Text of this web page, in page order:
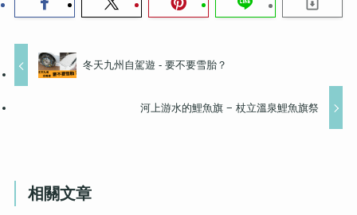
冬天九州自駕遊 - 要不要雪胎？
河上游水的鯉魚旗 − 杖立溫泉鯉魚旗祭
相關文章